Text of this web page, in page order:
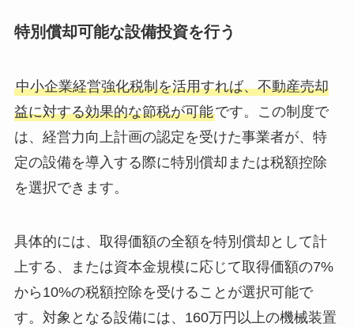
特別償却可能な設備投資を行う
中小企業経営強化税制を活用すれば、不動産売却
益に対する効果的な節税が可能です。この制度で
は、経営力向上計画の認定を受けた事業者が、特
定の設備を導入する際に特別償却または税額控除
を選択できます。
具体的には、取得価額の全額を特別償却として計
上する、または資本金規模に応じて取得価額の7%
から10%の税額控除を受けることが選択可能で
す。対象となる設備には、160万円以上の機械装置